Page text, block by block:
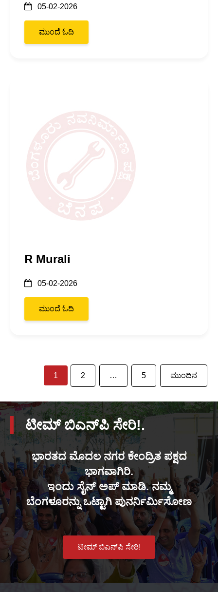
05-02-2026
ಮುಂದೆ ಓದಿ
R Murali
05-02-2026
ಮುಂದೆ ಓದಿ
1 2 … 5 ಮುಂದಿನ
ಟೀಮ್ ಬಿಎನ್‌ಪಿ ಸೇರಿ!.
ಭಾರತದ ಮೊದಲ ನಗರ ಕೇಂದ್ರಿತ ಪಕ್ಷದ
ಭಾಗವಾಗಿರಿ.
ಇಂದು ಸೈನ್ ಅಪ್ ಮಾಡಿ. ನಮ್ಮ
ಬೆಂಗಳೂರನ್ನು ಒಟ್ಟಾಗಿ ಪುನರ್ನಿರ್ಮಿಸೋಣ
ಟೀಮ್ ಬಿಎನ್‌ಪಿ ಸೇರಿ!